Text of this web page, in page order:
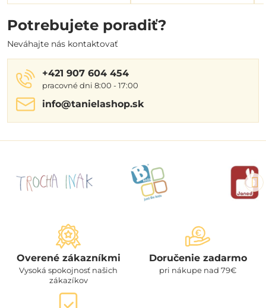
Potrebujete poradiť?
Neváhajte nás kontaktovať
+421 907 604 454
pracovné dni 8:00 - 17:00
info​@tanielashop​.sk
Overené zákazníkmi
Vysoká spokojnosť našich
zákazíkov
Doručenie zadarmo
pri nákupe nad 79€